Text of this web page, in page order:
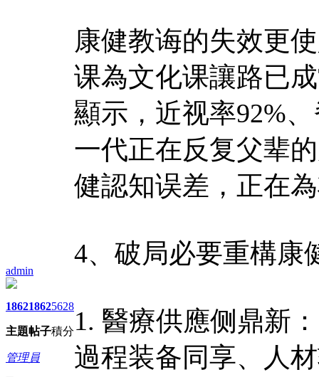
admin
1862
主題
1862
帖子
5628
積分
管理員
康健教诲的失效更
课為文化课讓路已
顯示，近视率92%
一代正在反复父辈
健認知误差，正在
4、破局必要重構康
1. 醫療供應侧鼎新
過程装备同享、人